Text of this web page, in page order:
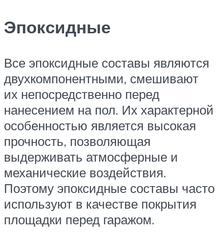
Эпоксидные
Все эпоксидные составы являются
двухкомпонентными, смешивают
их непосредственно перед
нанесением на пол. Их характерной
особенностью является высокая
прочность, позволяющая
выдерживать атмосферные и
механические воздействия.
Поэтому эпоксидные составы часто
используют в качестве покрытия
площадки перед гаражом.